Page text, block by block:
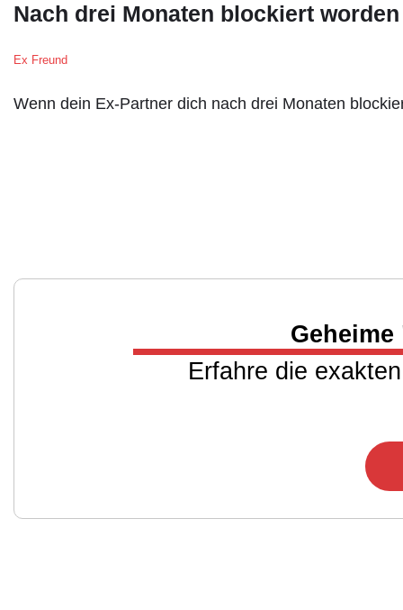
Nach drei Monaten blockiert
Ex Freund
Wenn dein Ex-Partner dich nach drei Monaten
Erfahre die